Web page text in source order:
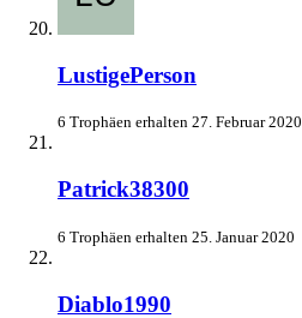
LustigePerson
6 Trophäen erhalten 27. Februar 2020
Patrick38300
6 Trophäen erhalten 25. Januar 2020
Diablo1990